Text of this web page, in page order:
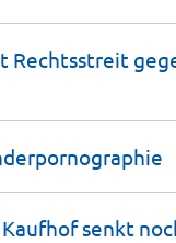
senkt